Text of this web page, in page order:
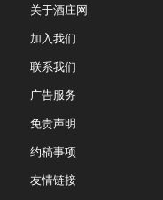
关于酒庄网
加入我们
联系我们
广告服务
免责声明
约稿事项
友情链接